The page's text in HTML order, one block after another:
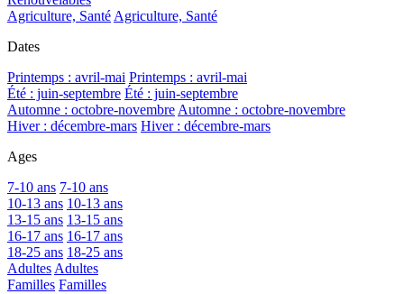
Agriculture, SantéAgriculture, Santé
Dates
Printemps : avril-mai Printemps : avril-mai
Été : juin-septembre Été : juin-septembre
Automne : octobre-novembreAutomne : octobre-novembre
Hiver : décembre-mars Hiver : décembre-mars
Ages
7-10 ans 7-10 ans
10-13 ans 10-13 ans
13-15 ans 13-15 ans
16-17 ans 16-17 ans
18-25 ans 18-25 ans
AdultesAdultes
Familles Familles